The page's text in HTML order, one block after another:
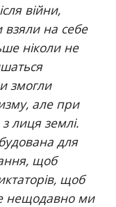
війни,
на себе
ніколи не
змогли
але при
лиця землі.
для
щоб
щоб
нещодавно ми